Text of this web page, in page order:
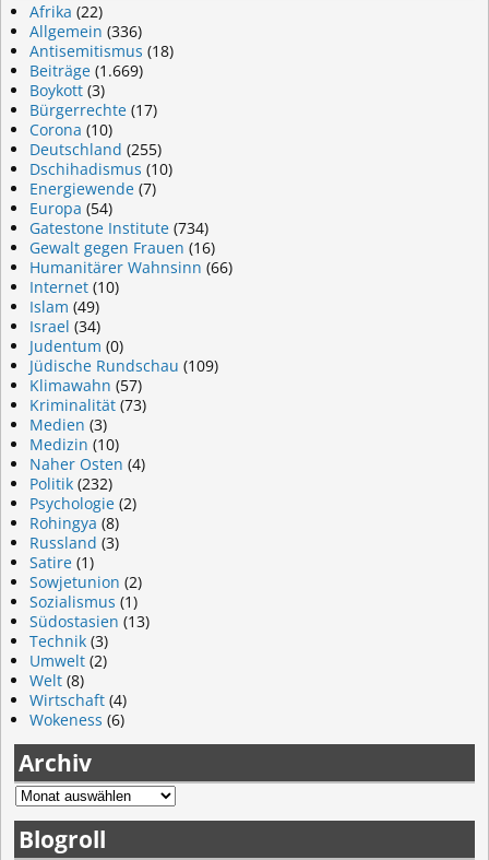
Afrika (22)
Allgemein (336)
Antisemitismus (18)
Beiträge (1.669)
Boykott (3)
Bürgerrechte (17)
Corona (10)
Deutschland (255)
Dschihadismus (10)
Energiewende (7)
Europa (54)
Gatestone Institute (734)
Gewalt gegen Frauen (16)
Humanitärer Wahnsinn (66)
Internet (10)
Islam (49)
Israel (34)
Judentum (0)
Jüdische Rundschau (109)
Klimawahn (57)
Kriminalität (73)
Medien (3)
Medizin (10)
Naher Osten (4)
Politik (232)
Psychologie (2)
Rohingya (8)
Russland (3)
Satire (1)
Sowjetunion (2)
Sozialismus (1)
Südostasien (13)
Technik (3)
Umwelt (2)
Welt (8)
Wirtschaft (4)
Wokeness (6)
Archiv
Blogroll